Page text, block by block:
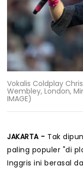
Vokalis Coldplay
Wembley, London,
IMAGE)
JAKARTA - Tak
paling populer "di
Inggris ini berasal